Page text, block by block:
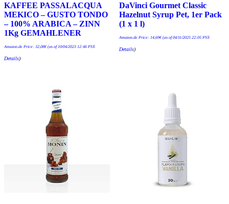
KAFFEE PASSALACQUA
MEKICO – GUSTO TONDO
– 100% ARABICA – ZINN
1Kg GEMAHLENER
Amazon.de Price: 32,08€(as of 10/04/2023 12:46 PST-
Details)
DaVinci Gourmet Classic
Hazelnut Syrup Pet, 1er Pack
(1 x 1 l)
Amazon.de Price: 14,69€(as of 04/11/2025 22:05 PST-
Details)